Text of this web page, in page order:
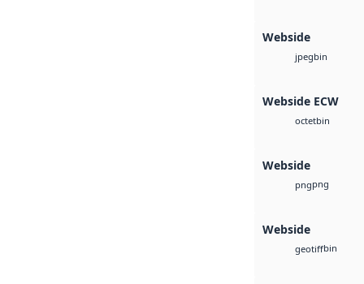
Webside
jpegbin
Webside ECW
octetbin
Webside
pngpng
Webside
geotiffbin